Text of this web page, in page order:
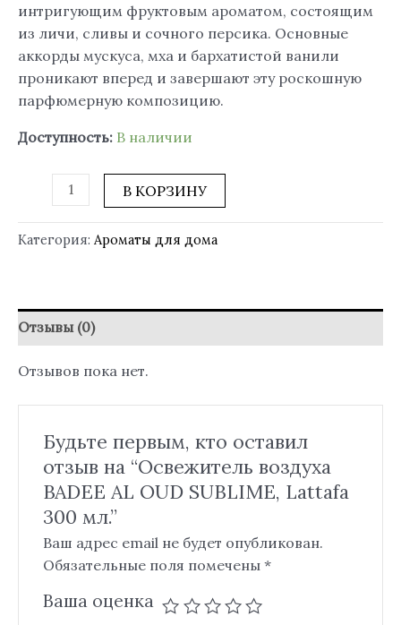
интригующим фруктовым ароматом, состоящим
из личи, сливы и сочного персика. Основные
аккорды мускуса, мха и бархатистой ванили
проникают вперед и завершают эту роскошную
парфюмерную композицию.
Доступность: В наличии
В КОРЗИНУ
Категория: Ароматы для дома
Отзывы (0)
Отзывов пока нет.
Будьте первым, кто оставил
отзыв на “Освежитель воздуха
BADEE AL OUD SUBLIME, Lattafa
300 мл.”
Ваш адрес email не будет опубликован.
Обязательные поля помечены *
Ваша оценка